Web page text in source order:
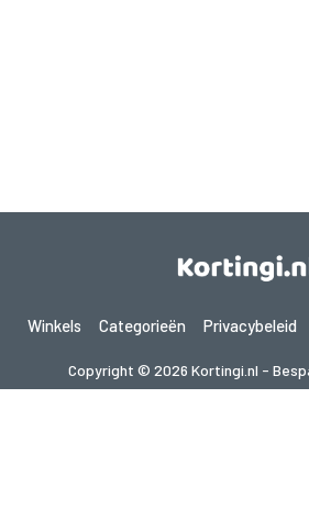
Winkels Categorieën Privacybeleid
Copyright © 2026 Kortingi.nl -
kortingscodes 2026. Alle